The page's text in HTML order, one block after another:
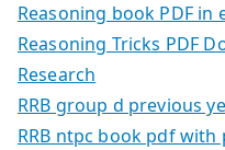
Reasoning book PDF in
Reasoning Tricks PDF
Research
RRB group d previous
RRB ntpc book pdf